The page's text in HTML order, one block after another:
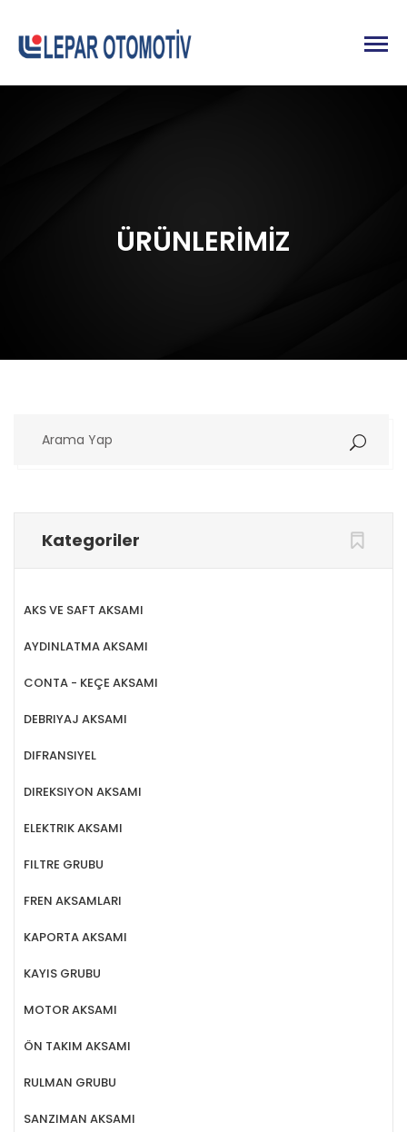
ÜRÜNLERİMİZ
Arama
Kategoriler
AKS VE SAFT AKSAMI
AYDINLATMA AKSAMI
CONTA - KEÇE AKSAMI
DEBRIYAJ AKSAMI
DIFRANSIYEL
DIREKSIYON AKSAMI
ELEKTRIK AKSAMI
FILTRE GRUBU
FREN AKSAMLARI
KAPORTA AKSAMI
KAYIS GRUBU
MOTOR AKSAMI
ÖN TAKIM AKSAMI
RULMAN GRUBU
SANZIMAN AKSAMI